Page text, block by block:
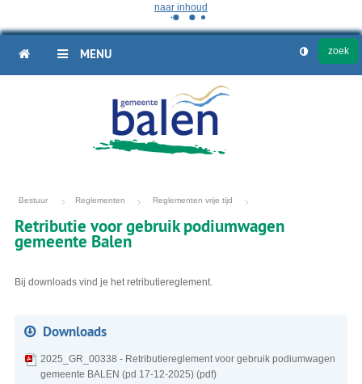
naar inhoud
HOME MENU
Bestuur Reglementen Reglementen vrije tijd
Retributie voor gebruik podiumwagen
gemeente Balen
Bij downloads vind je het retributiereglement.
Downloads
2025_GR_00338 - Retributiereglement voor gebruik podiumwagen
gemeente BALEN (pd 17-12-2025) (pdf)